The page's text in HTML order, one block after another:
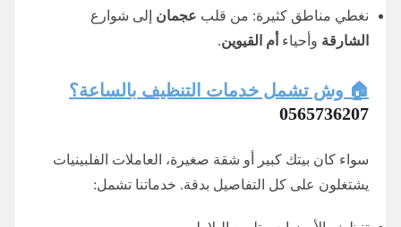
نغطي مناطق كثيرة: من قلب عجمان إلى شوارع
الشارقة وأحياء أم القيوين.
🏠 وش تشمل خدمات التنظيف بالساعة؟
0565736207
سواء كان بيتك كبير أو شقة صغيرة، العاملات الفلبينيات
يشتغلون على كل التفاصيل بدقة. خدماتنا تشمل: